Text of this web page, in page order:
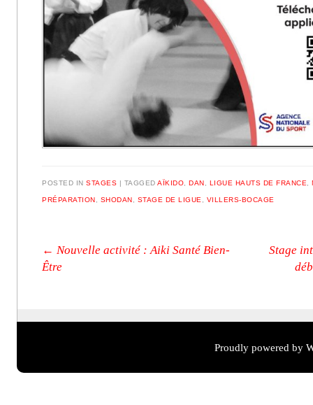
POSTED INSTAGES | TAGGEDAÏKIDO ,DAN LIGUE HAUTS DE FRANCE ,
PRÉPARATION SHODAN STAGE DE LIGUE VILLERS-BOCAGE
Post navigation
← Nouvelle activité : Aiki Santé Bien-
Être
Stage
Proudly powered by